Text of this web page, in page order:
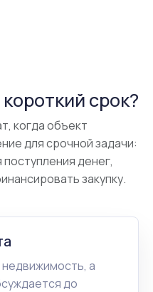
срок?
когда объект
для срочной задачи:
денег,
закупку.
а
до